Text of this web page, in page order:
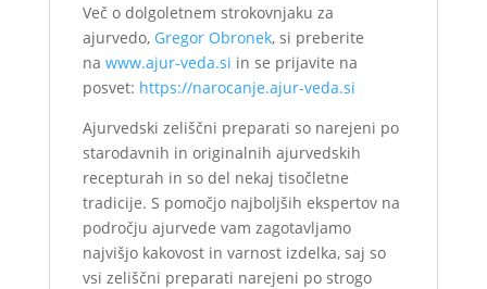
Več o dolgoletnem strokovnjaku za
ajurvedo, Gregor Obronek, si preberite
na www.ajur-veda.si in se prijavite na
posvet: https://narocanje.ajur-veda.si
Ajurvedski zeliščni preparati so narejeni po
starodavnih in originalnih ajurvedskih
recepturah in so del nekaj tisočletne
tradicije. S pomočjo najboljših ekspertov na
področju ajurvede vam zagotavljamo
najvišjo kakovost in varnost izdelka, saj so
vsi zeliščni preparati narejeni po strogo